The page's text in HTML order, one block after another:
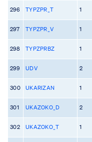
296 TYPZPR_T 1
297 TYPZPR_V 1
298 TYPZPRBZ 1
299 UDV 2
300 UKARIZAN 1
301 UKAZOKO_D 2
302 UKAZOKO_T 1